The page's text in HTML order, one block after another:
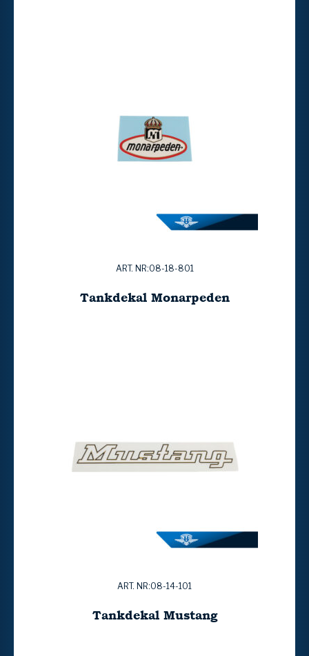
ART. NR:08-18-801
Tankdekal Monarpeden
ART. NR:08-14-101
Tankdekal Mustang